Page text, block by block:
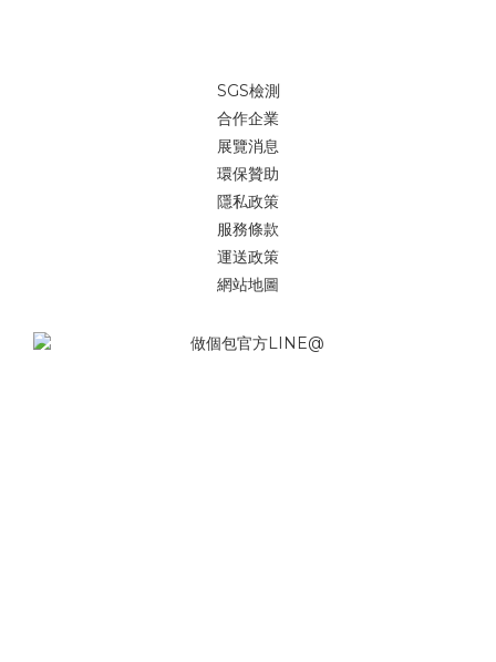
SGS檢測
合作企業
展覽消息
環保贊助
隱私政策
服務條款
運送政策
網站地圖